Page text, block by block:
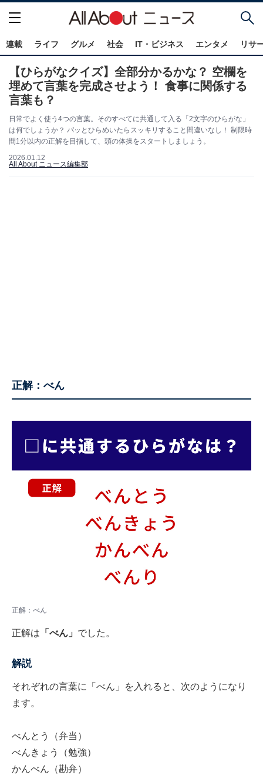
連載 ライフ グルメ 社会 IT・ビジネス エンタメ リサ
【ひらがなクイズ】全部分かるかな？ 空欄を
埋めて言葉を完成させよう！ 食事に関係する
言葉も？
日常でよく使う4つの言葉。そのすべてに共通して入る「2文字のひらがな」
は何でしょうか？ パッとひらめいたらスッキリすること間違いなし！ 制限時
間1分以内の正解を目指して、頭の体操をスタートしましょう。
2026.01.12
All About ニュース編集部
正解：べん
正解：べん
正解は 「べん」 でした。
解説
それぞれの言葉に「べん」を入れると、次のようになり
ます。
べんとう（弁当）
べんきょう（勉強）
かんべん（勘弁）